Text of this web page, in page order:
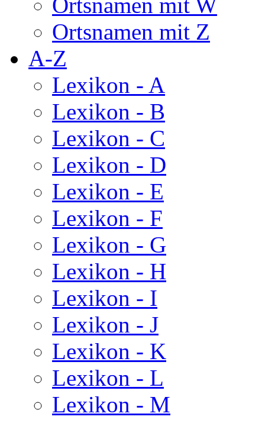
Ortsnamen mit W
Ortsnamen mit Z
A-Z
Lexikon - A
Lexikon - B
Lexikon - C
Lexikon - D
Lexikon - E
Lexikon - F
Lexikon - G
Lexikon - H
Lexikon - I
Lexikon - J
Lexikon - K
Lexikon - L
Lexikon - M